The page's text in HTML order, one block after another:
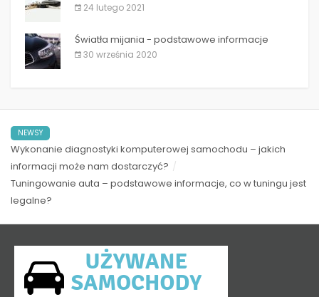
24 lutego 2021
Światła mijania - podstawowe informacje
30 września 2020
NEWSY
Wykonanie diagnostyki komputerowej samochodu – jakich
informacji może nam dostarczyć?
Tuningowanie auta – podstawowe informacje, co w tuningu jest
legalne?